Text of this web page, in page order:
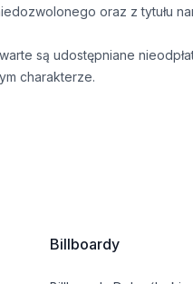
oraz z tytułu
są udostępniane
charakterze.
Billboardy